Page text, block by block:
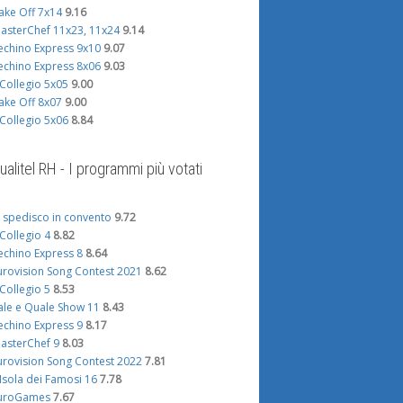
Off 7x14 9.16
11x23, 11x24 9.14
Express 9x10 9.07
Express 8x06 9.03
5x05 9.00
Off 8x07 9.00
5x06 8.84
RH - I programmi più votati
spedisco in convento 9.72
4 8.82
Express 8 8.64
Song Contest 2021 8.62
5 8.53
e Quale Show 11 8.43
Express 9 8.17
9 8.03
Song Contest 2022 7.81
dei Famosi 16 7.78
7.67